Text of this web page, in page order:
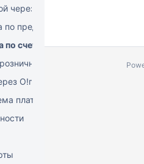
через POS
предоплате
по счет-фактуре
продаж
O!плати
платежей О!плати